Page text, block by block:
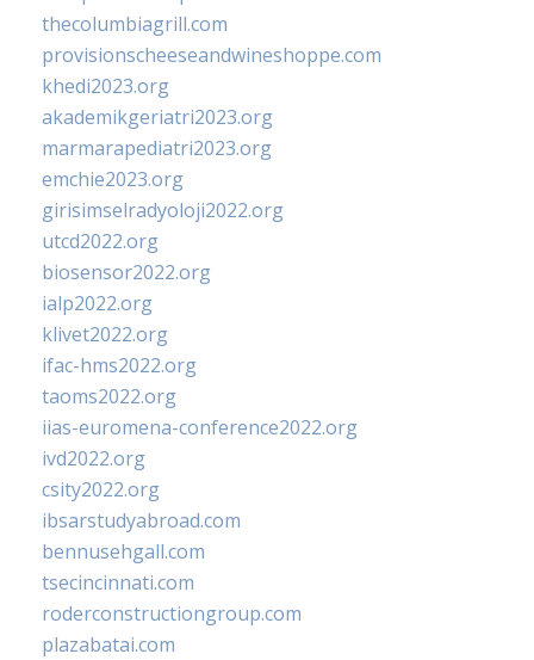
thecolumbiagrill.com
provisionscheeseandwineshoppe.com
khedi2023.org
akademikgeriatri2023.org
marmarapediatri2023.org
emchie2023.org
girisimselradyoloji2022.org
utcd2022.org
biosensor2022.org
ialp2022.org
klivet2022.org
ifac-hms2022.org
taoms2022.org
iias-euromena-conference2022.org
ivd2022.org
csity2022.org
ibsarstudyabroad.com
bennusehgall.com
tsecincinnati.com
roderconstructiongroup.com
plazabatai.com